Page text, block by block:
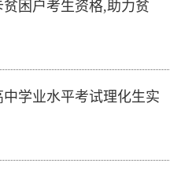
困户考生资格,助力贫
学业水平考试理化生实